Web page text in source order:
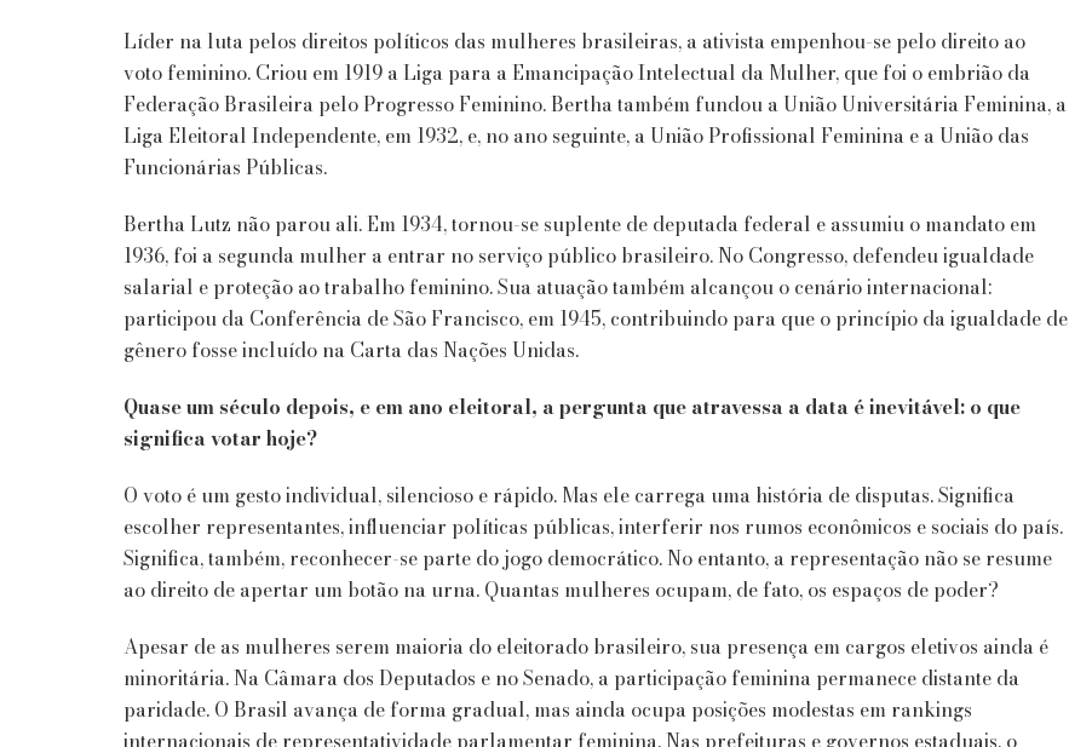
Líder na luta pelos direitos políticos das mulheres brasileiras, a ativista empenhou-se pelo direito ao
voto feminino. Criou em 1919 a Liga para a Emancipação Intelectual da Mulher, que foi o embrião da
Federação Brasileira pelo Progresso Feminino. Bertha também fundou a União Universitária Feminina, a
Liga Eleitoral Independente, em 1932, e, no ano seguinte, a União Profissional Feminina e a União das
Funcionárias Públicas.
Bertha Lutz não parou ali. Em 1934, tornou-se suplente de deputada federal e assumiu o mandato em
1936, foi a segunda mulher a entrar no serviço público brasileiro. No Congresso, defendeu igualdade
salarial e proteção ao trabalho feminino. Sua atuação também alcançou o cenário internacional:
participou da Conferência de São Francisco, em 1945, contribuindo para que o princípio da igualdade de
gênero fosse incluído na Carta das Nações Unidas.
Quase um século depois, e em ano eleitoral, a pergunta que atravessa a data é inevitável: o que
significa votar hoje?
O voto é um gesto individual, silencioso e rápido. Mas ele carrega uma história de disputas. Significa
escolher representantes, influenciar políticas públicas, interferir nos rumos econômicos e sociais do país.
Significa, também, reconhecer-se parte do jogo democrático. No entanto, a representação não se resume
ao direito de apertar um botão na urna. Quantas mulheres ocupam, de fato, os espaços de poder?
Apesar de as mulheres serem maioria do eleitorado brasileiro, sua presença em cargos eletivos ainda é
minoritária. Na Câmara dos Deputados e no Senado, a participação feminina permanece distante da
paridade. O Brasil avança de forma gradual, mas ainda ocupa posições modestas em rankings
internacionais de representatividade parlamentar feminina. Nas prefeituras e governos estaduais, o